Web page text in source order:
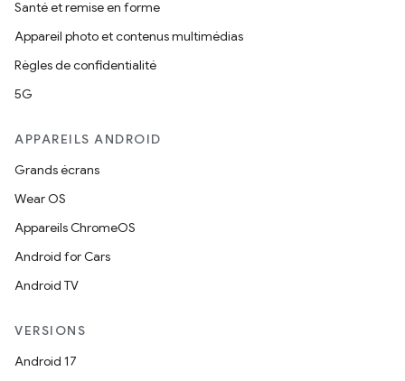
Santé et remise en forme
Appareil photo et contenus multimédias
Règles de confidentialité
5G
APPAREILS ANDROID
Grands écrans
Wear OS
Appareils ChromeOS
Android for Cars
Android TV
VERSIONS
Android 17